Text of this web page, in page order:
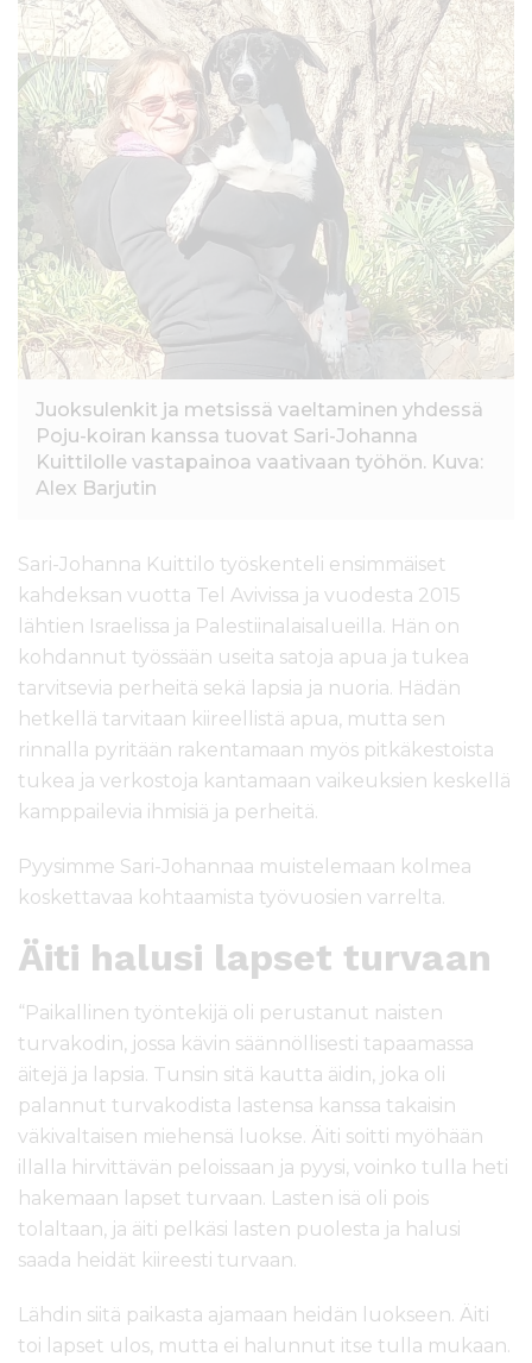
Juoksulenkit ja metsissä vaeltaminen yhdessä
Poju-koiran kanssa tuovat Sari-Johanna
Kuittilolle vastapainoa vaativaan työhön. Kuva:
Alex Barjutin
Sari-Johanna Kuittilo työskenteli ensimmäiset
kahdeksan vuotta Tel Avivissa ja vuodesta 2015
lähtien Israelissa ja Palestiinalaisalueilla. Hän on
kohdannut työssään useita satoja apua ja tukea
tarvitsevia perheitä sekä lapsia ja nuoria. Hädän
hetkellä tarvitaan kiireellistä apua, mutta sen
rinnalla pyritään rakentamaan myös pitkäkestoista
tukea ja verkostoja kantamaan vaikeuksien keskellä
kamppailevia ihmisiä ja perheitä.
Pyysimme Sari-Johannaa muistelemaan kolmea
koskettavaa kohtaamista työvuosien varrelta.
Äiti halusi lapset turvaan
“Paikallinen työntekijä oli perustanut naisten
turvakodin, jossa kävin säännöllisesti tapaamassa
äitejä ja lapsia. Tunsin sitä kautta äidin, joka oli
palannut turvakodista lastensa kanssa takaisin
väkivaltaisen miehensä luokse. Äiti soitti myöhään
illalla hirvittävän peloissaan ja pyysi, voinko tulla heti
hakemaan lapset turvaan. Lasten isä oli pois
tolaltaan, ja äiti pelkäsi lasten puolesta ja halusi
saada heidät kiireesti turvaan.
Lähdin siitä paikasta ajamaan heidän luokseen. Äiti
toi lapset ulos, mutta ei halunnut itse tulla mukaan.